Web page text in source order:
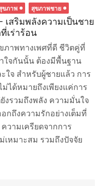
ขภาพ สุขภาพชาย
เสริมพลังความเป็นชาย
เร่าร้อน
ภาพทางเพศที่ดี ชีวิตคู่ที่
ใจกันนั้น ต้องมีพื้นฐาน
ใจ สำหรับผู้ชายแล้ว การ
ได้หมายถึงเพียงแค่การ
งรวมถึงพลัง ความมั่นใจ
กถึงความรักอย่างเต็มที่
วามเครียดจากการ
หมาะสม รวมถึงปัจจัย